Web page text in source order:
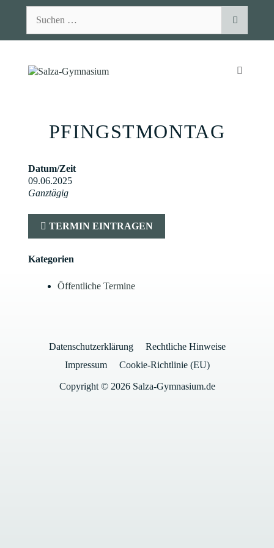
nach:
PFINGSTMONTAG
Datum/Zeit
09.06.2025
Ganztägig
TERMIN EINTRAGEN
Kategorien
Öffentliche Termine
Datenschutzerklärung
Rechtliche Hinweise
Impressum
Cookie-Richtlinie (EU)
Copyright © 2026 Salza-Gymnasium.de